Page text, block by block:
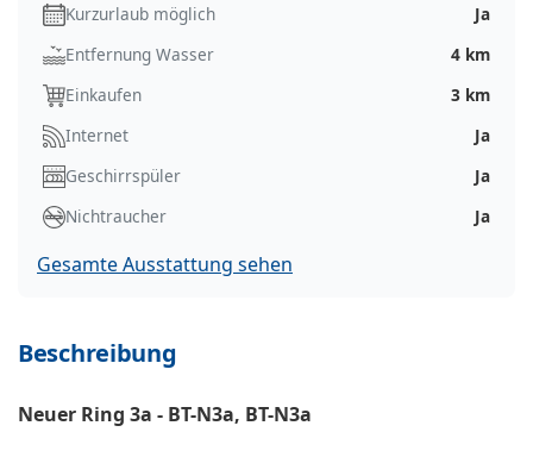
Kurzurlaub möglich
Ja
Entfernung Wasser
4 km
Einkaufen
3 km
Internet
Ja
Geschirrspüler
Ja
Nichtraucher
Ja
Gesamte Ausstattung sehen
Beschreibung
Neuer Ring 3a - BT-N3a, BT-N3a